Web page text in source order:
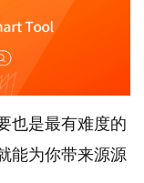
也是最有难度的
能为你带来源源